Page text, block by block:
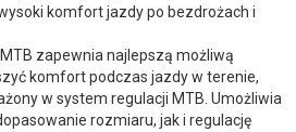
komfort jazdy po bezdrożach i
zapewnia najlepszą możliwą
komfort podczas jazdy w terenie,
w system regulacji MTB. Umożliwia
rozmiaru, jak i regulację